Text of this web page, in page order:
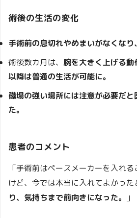
術後の生活の変化
手術前の息切れやめまいがなくなり
術後数カ月は、 腕を大きく上げる
以降は普通の生活が可能に。
磁場の強い場所には注意が必要だ
た。
患者のコメント
「手術前はペースメーカーを入れ
けど、今では本当に入れてよかった
り、気持ちまで前向きになった。
」